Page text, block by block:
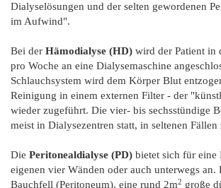
Dialyselösungen und der selten gewordenen
im Aufwind".
Bei der Hämodialyse (HD) wird der Patient in
pro Woche an eine Dialysemaschine
Schlauchsystem wird dem Körper Blut
Reinigung in einem externen Filter - der
wieder zugeführt. Die vier- bis sechsstündige
meist in Dialysezentren statt, in seltenen Fällen
Die Peritonealdialyse (PD) bietet sich für eine
eigenen vier Wänden oder auch unterwegs an.
Bauchfell (Peritoneum), eine rund 2m2 große